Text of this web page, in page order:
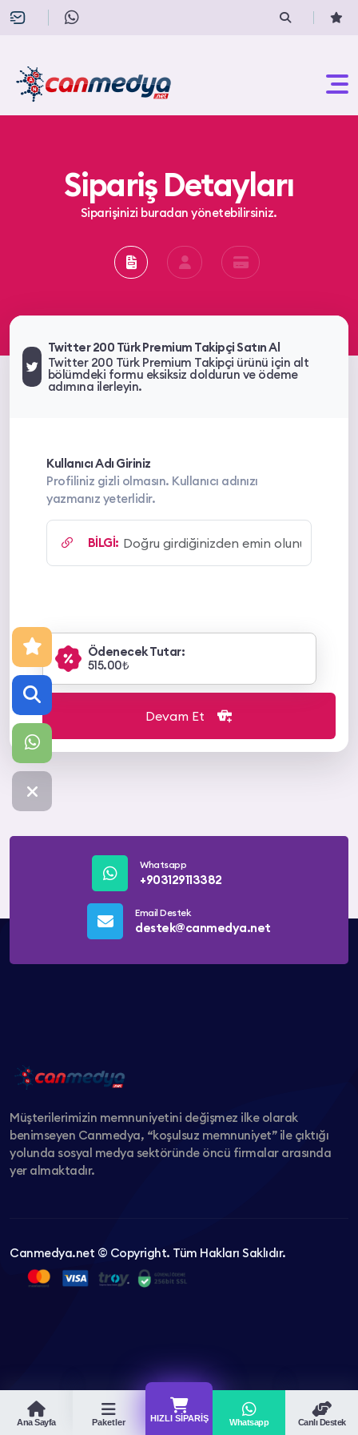
Sipariş Detayları
Siparişinizi buradan yönetebilirsiniz.
Twitter 200 Türk Premium Takipçi Satın Al
Twitter 200 Türk Premium Takipçi ürünü için alt
bölümdeki formu eksiksiz doldurun ve ödeme
adımına ilerleyin.
Kullanıcı Adı Giriniz
Profiliniz gizli olmasın. Kullanıcı adınızı
yazmanız yeterlidir.
BİLGİ:
Ödenecek Tutar:
515.00₺
Devam Et
Whatsapp
+903129113382
Email Destek
destek@canmedya.net
Ana Sayfa Paketler HIZLI SIPARIŞ Whatsapp Canlı Destek
Müşterilerimizin memnuniyetini değişmez ilke olarak
benimseyen Canmedya, “koşulsuz memnuniyet” ile çıktığı
yolunda sosyal medya sektöründe öncü firmalar arasında
yer almaktadır.
Canmedya.net © Copyright. Tüm Hakları Saklıdır.